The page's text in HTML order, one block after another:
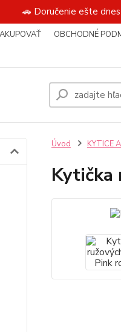
🚗 Doručenie ešte
OBCHODNÉ
Úvod KYTICE
Kytička